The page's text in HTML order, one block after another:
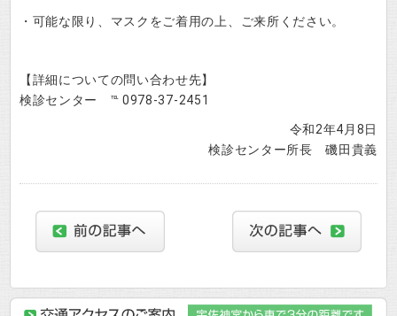
・可能な限り、マスクをご着用の上、ご来所ください。
【詳細についての問い合わせ先】
検診センター ℡ 0978-37-2451
令和2年4月8日
検診センター所長 磯田貴義